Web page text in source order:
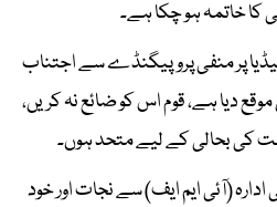
کا خاتمہ ہو چکا ہے۔
پر منفی پروپیگنڈے سے اجتناب
موقع دیا ہے، قوم اس کو ضائع نہ کریں،
کی بحالی کے لیے متحد ہوں۔
ادارہ (آئی ایم ایف) سے نجات اور خود